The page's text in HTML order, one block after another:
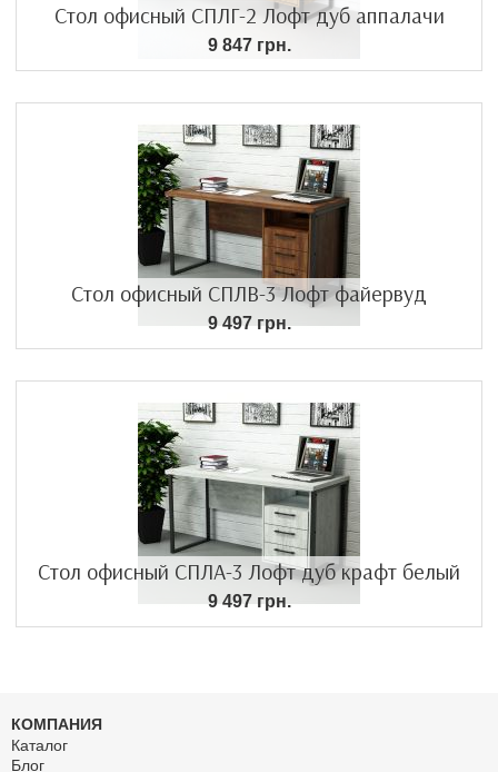
Стол офисный СПЛГ-2 Лофт дуб аппалачи
9 847 грн.
Стол офисный СПЛВ-3 Лофт файервуд
9 497 грн.
Стол офисный СПЛА-3 Лофт дуб крафт белый
9 497 грн.
КОМПАНИЯ
Каталог
Блог